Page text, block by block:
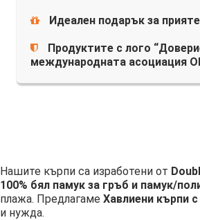
Идеален подарък за
Продуктите с лого
международната асоциация
Нашите кърпи са изработени от
100% бял памук за гръб и памук/
плажа. Предлагаме Хавлиени кърпи
и нужда.